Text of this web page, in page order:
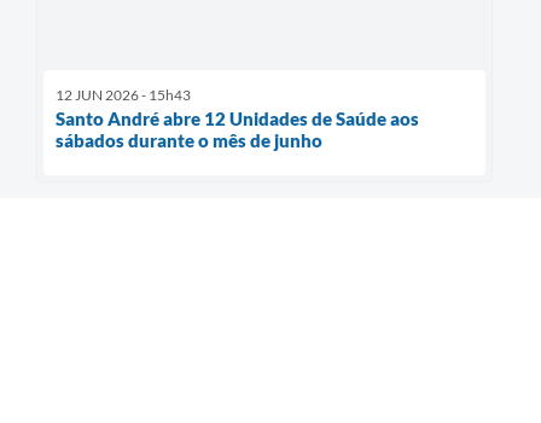
12 JUN 2026 - 15h43
Santo André abre 12 Unidades de Saúde aos
sábados durante o mês de junho